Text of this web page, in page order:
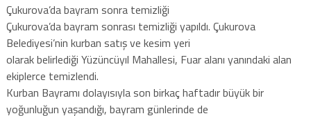
Çukurova’da bayram sonra temizliği
Çukurova’da bayram sonrası temizliği yapıldı. Çukurova
Belediyesi’nin kurban satış ve kesim yeri
olarak belirlediği Yüzüncüyıl Mahallesi, Fuar alanı yanındaki alan
ekiplerce temizlendi.
Kurban Bayramı dolayısıyla son birkaç haftadır büyük bir
yoğunluğun yaşandığı, bayram günlerinde de